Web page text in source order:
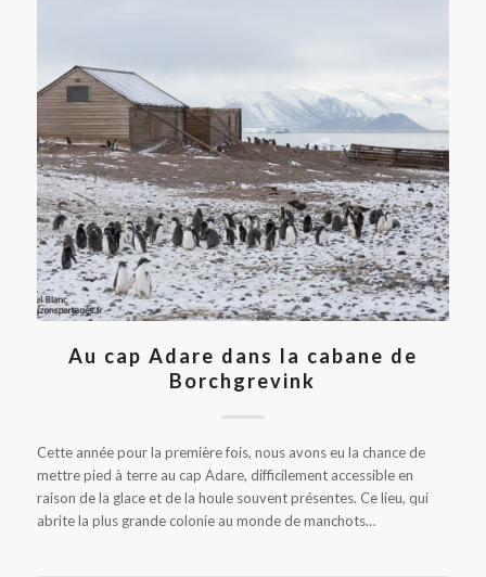
Au cap Adare dans la cabane de
Borchgrevink
Cette année pour la première fois, nous avons eu la chance de
mettre pied à terre au cap Adare, difficilement accessible en
raison de la glace et de la houle souvent présentes. Ce lieu, qui
abrite la plus grande colonie au monde de manchots…